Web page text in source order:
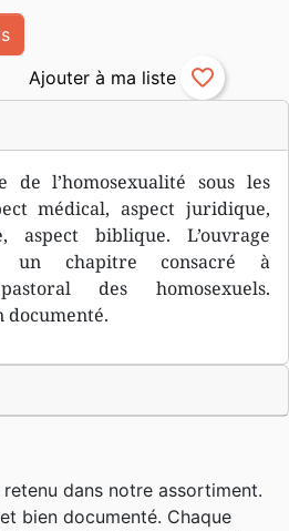
l’homosexualité sous les
médical, aspect juridique,
aspect biblique. L’ouvrage
un chapitre consacré à
pastoral des homosexuels.
documenté.
dans notre assortiment.
bien documenté. Chaque
favorite_border